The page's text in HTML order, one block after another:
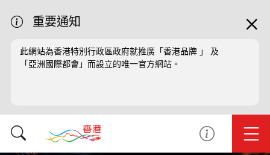
重要通知
此網站為香港特別行政區政府就推廣「香港品牌 」 及
「亞洲國際都會」而設立的唯一官方網站。